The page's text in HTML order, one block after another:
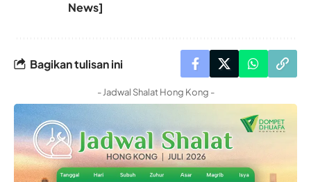
News]
Bagikan tulisan ini
- Jadwal Shalat Hong Kong -